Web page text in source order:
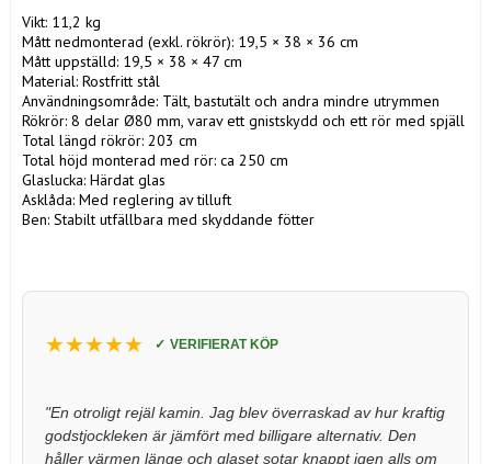
Vikt: 11,2 kg
Mått nedmonterad (exkl. rökrör): 19,5 × 38 × 36 cm
Mått uppställd: 19,5 × 38 × 47 cm
Material: Rostfritt stål
Användningsområde: Tält, bastutält och andra mindre utrymmen
Rökrör: 8 delar Ø80 mm, varav ett gnistskydd och ett rör med spjäll
Total längd rökrör: 203 cm
Total höjd monterad med rör: ca 250 cm
Glaslucka: Härdat glas
Asklåda: Med reglering av tilluft
Ben: Stabilt utfällbara med skyddande fötter
★★★★★ VERIFIERAT KÖP
"En otroligt rejäl kamin. Jag blev överraskad av hur kraftig
godstjockleken är jämfört med billigare alternativ. Den
håller värmen länge och glaset sotar knappt igen alls om